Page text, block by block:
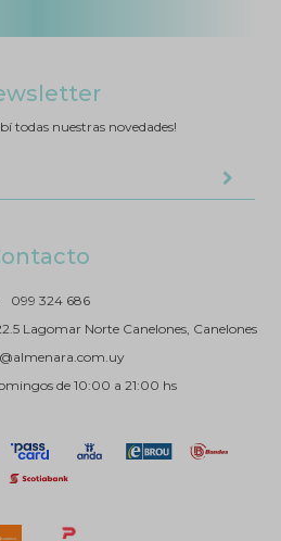
099 324 686
Lagomar Norte Canelones, Canelones
de 10:00 a 21:00 hs
todas nuestras novedades!